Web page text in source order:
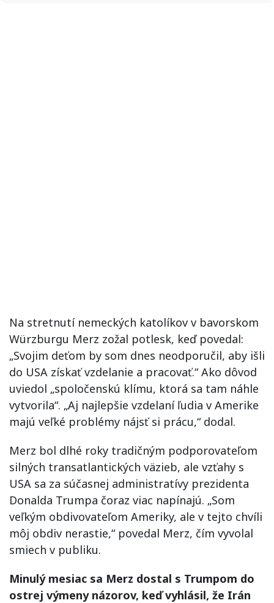
Na stretnutí nemeckých katolíkov v bavorskom
Würzburgu Merz zožal potlesk, keď povedal:
„Svojim deťom by som dnes neodporučil, aby išli
do USA získať vzdelanie a pracovať.“ Ako dôvod
uviedol „spoločenskú klímu, ktorá sa tam náhle
vytvorila“. „Aj najlepšie vzdelaní ľudia v Amerike
majú veľké problémy nájsť si prácu,“ dodal.
Merz bol dlhé roky tradičným podporovateľom
silných transatlantických väzieb, ale vzťahy s
USA sa za súčasnej administratívy prezidenta
Donalda Trumpa čoraz viac napínajú. „Som
veľkým obdivovateľom Ameriky, ale v tejto chvíli
môj obdiv nerastie,“ povedal Merz, čím vyvolal
smiech v publiku.
Minulý mesiac sa Merz dostal s Trumpom do
ostrej výmeny názorov, keď vyhlásil, že Irán